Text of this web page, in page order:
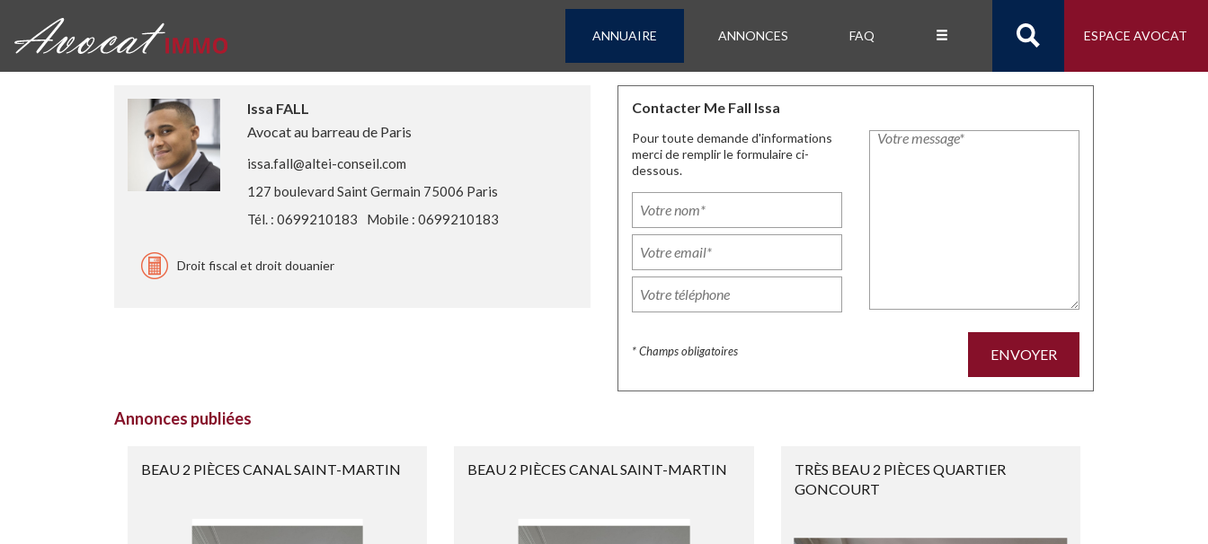
ANNUAIRE ANNONCES FAQ ESPACE AVOCAT
Issa FALL
Avocat au barreau de Paris
issa.fall@altei-conseil.com
127 boulevard Saint Germain 75006 Paris
Tél. : 0699210183
Mobile : 0699210183
Droit fiscal et droit douanier
Contacter Me Fall Issa
Pour toute demande d'informations
merci de remplir le formulaire ci-
dessous.
* Champs obligatoires ENVOYER
Annonces publiées
BEAU 2 PIÈCES CANAL SAINT-MARTIN BEAU 2 PIÈCES CANAL SAINT-MARTIN
TRÈS BEAU 2 PIÈCES QUARTIER
GONCOURT